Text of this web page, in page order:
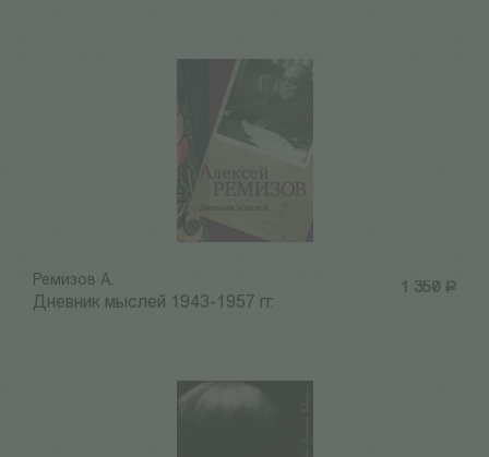
1 350 Р
Ремизов А.
Дневник мыслей 1943-1957 гг.